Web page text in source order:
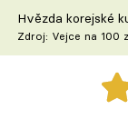
Recepty z
Speciál:
Těhotnej
Hvězda korejské
Zdroj: Vejce na 100